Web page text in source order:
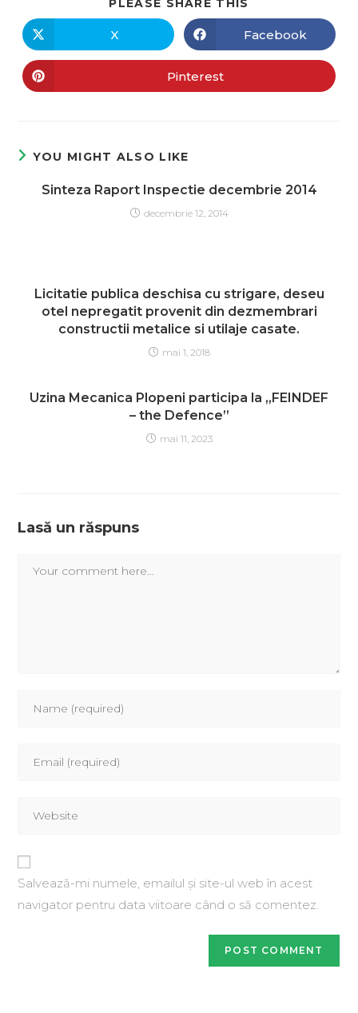
PLEASE SHARE THIS
X Facebook
Pinterest
YOU MIGHT ALSO LIKE
Sinteza Raport Inspectie decembrie 2014
decembrie 12, 2014
Licitatie publica deschisa cu strigare, deseu
otel nepregatit provenit din dezmembrari
constructii metalice si utilaje casate.
mai 1, 2018
Uzina Mecanica Plopeni participa la „FEINDEF
– the Defence”
mai 11, 2023
Lasă un răspuns
Salvează-mi numele, emailul și site-ul web în acest
navigator pentru data viitoare când o să comentez.